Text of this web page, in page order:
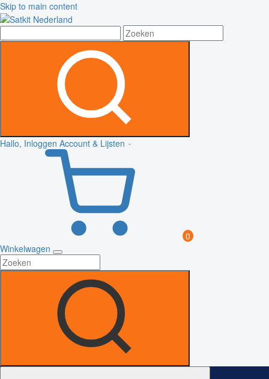
Skip to main content
Hallo, Inloggen Account & Lijsten
0
Winkelwagen